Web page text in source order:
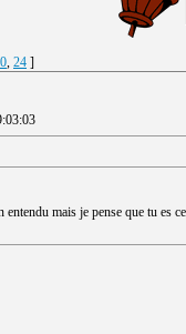
, 24 ]
mais je pense que tu es